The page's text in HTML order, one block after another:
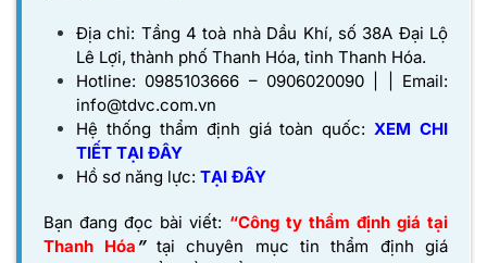
Địa chỉ: Tầng 4 toà nhà Dầu Khí, số 38A Đại Lộ
Lê Lợi, thành phố Thanh Hóa, tỉnh Thanh Hóa.
Hotline: 0985103666 – 0906020090 | | Email:
info@tdvc.com.vn
Hệ thống thẩm định giá toàn quốc:XEM CHI
TIẾT TẠI ĐÂY
Hồ sơ năng lực: TẠI ĐÂY
Bạn đang đọc bài viết: “Công ty thẩm định giá tại
Thanh Hóa ” tại chuyên mục tin thẩm định giá